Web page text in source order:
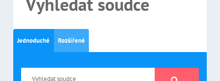
Jednoduché Rozšířené